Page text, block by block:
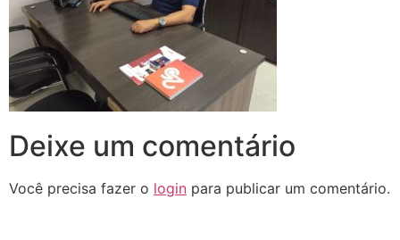
Deixe um comentário
Você precisa fazer o login para publicar um comentário.